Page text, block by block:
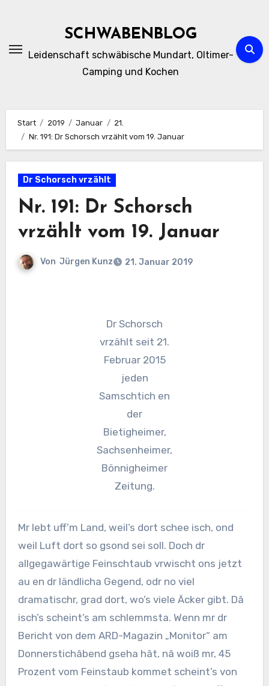
SCHWABENBLOG
Leidenschaft schwäbische Mundart, Oltimer-
Camping und Kochen
Start 2019 Januar
21.
Nr. 191: Dr Schorsch vrzählt vom 19. Januar
Dr Schorsch vrzählt
Nr. 191: Dr Schorsch
vrzählt vom 19. Januar
Von Jürgen Kunz 21. Januar 2019
Dr Schorsch
vrzählt seit 21.
Februar 2015
jeden
Samschtich en
der
Bietigheimer,
Sachsenheimer,
Bönnigheimer
Zeitung.
Mr lebt uff’m Land, weil’s dort schee isch, ond
weil Luft dort so gsond sei soll. Doch dr
allgegawärtige Feinschtaub vrwischt ons jetzt
au en dr ländlicha Gegend, odr no viel
dramatischr, grad dort, wo’s viele Äcker gibt. Dâ
isch’s scheint’s am schlemmsta. Wenn mr dr
Bericht von dem ARD-Magazin „Monitor“ am
Donnerstichâbend gseha hât, nâ woiß mr, 45
Prozent vom Feinstaub kommet scheint’s von